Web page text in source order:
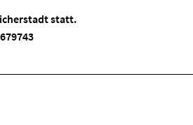
statt.